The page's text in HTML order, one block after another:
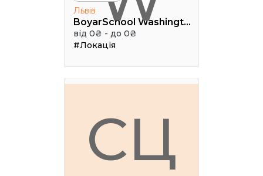
Львів
BoyarSchool Washington
від 0₴ - до 0₴
#Локація
СЦ